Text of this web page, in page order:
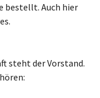
bestellt. Auch hier
steht der Vorstand.